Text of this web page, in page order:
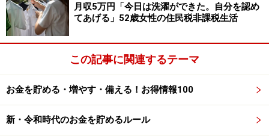
「お金が減るスピードの早さに驚いてい
る」
普段の暮らしについて伺うと、「朝はゆっくり起きて家
事を済ませ、散歩や軽い運動を取り入れて健康維持を意
識しています。その後はテレビを見たり、趣味の時間を
楽しんだり。時間に余裕がある分、無理なく自分のペー
月収5万円「今日は洗濯ができた。自分を認め
てあげる」52歳女性の住民税非課税生活
この記事に関連するテーマ
お金を貯める・増やす・備える！お得情報100
新・令和時代のお金を貯めるルール